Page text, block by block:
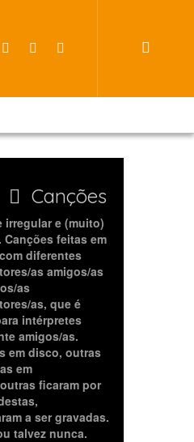
Canções
irregular e (muito)
Canções feitas em
diferentes
as amigos/as
as
as, que é
intérpretes
amigos/as.
em disco, outras
em
ficaram por
a ser gravadas.
talvez nunca.